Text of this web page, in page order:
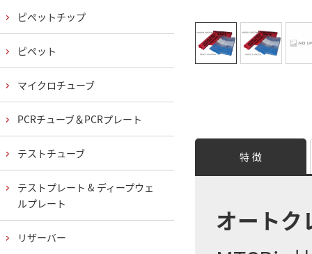
特 徴
オートク
ピペットチップ
ピペット
マイクロチューブ
PCRチューブ＆PCRプレート
テストチューブ
テストプレート & ディープウェ
ルプレート
リザーバー